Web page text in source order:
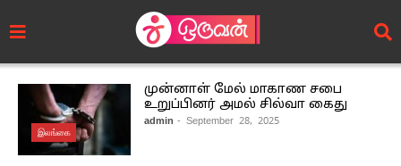
இலங்கை
முன்னாள் மேல் மாகாண சபை
உறுப்பினர் அமல் சில்வா கைது
admin - September 28, 2025